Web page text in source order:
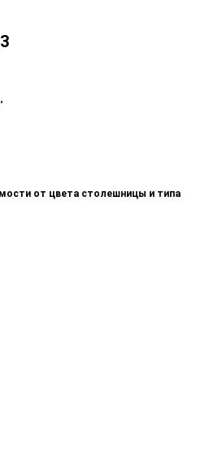
от цвета столешницы и типа